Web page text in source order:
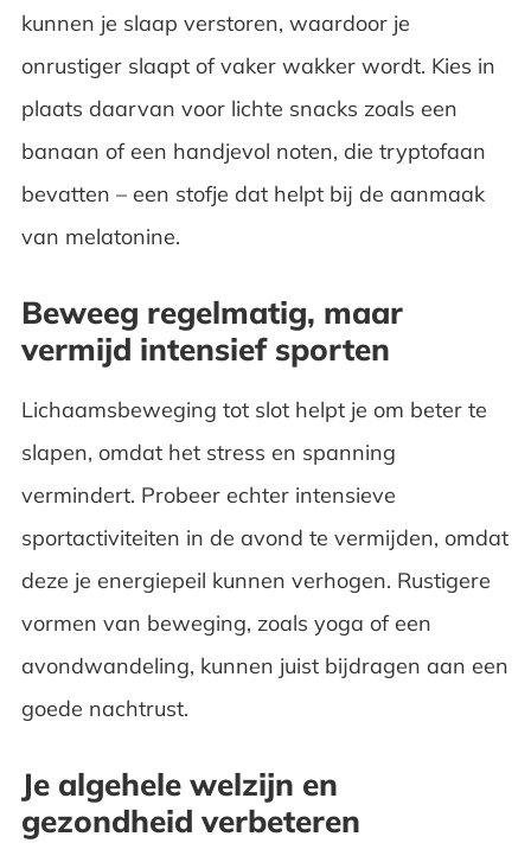
kunnen je slaap verstoren, waardoor je
onrustiger slaapt of vaker wakker wordt. Kies in
plaats daarvan voor lichte snacks zoals een
banaan of een handjevol noten, die tryptofaan
bevatten – een stofje dat helpt bij de aanmaak
van melatonine.
Beweeg regelmatig, maar
vermijd intensief sporten
Lichaamsbeweging tot slot helpt je om beter te
slapen, omdat het stress en spanning
vermindert. Probeer echter intensieve
sportactiviteiten in de avond te vermijden, omdat
deze je energiepeil kunnen verhogen. Rustigere
vormen van beweging, zoals yoga of een
avondwandeling, kunnen juist bijdragen aan een
goede nachtrust.
Je algehele welzijn en
gezondheid verbeteren